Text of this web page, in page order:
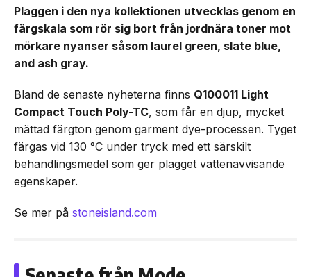
Plaggen i den nya kollektionen utvecklas genom en
färgskala som rör sig bort från jordnära toner mot
mörkare nyanser såsom laurel green, slate blue,
and ash gray.
Bland de senaste nyheterna finns Q100011 Light
Compact Touch Poly-TC, som får en djup, mycket
mättad färgton genom garment dye-processen. Tyget
färgas vid 130 °C under tryck med ett särskilt
behandlingsmedel som ger plagget vattenavvisande
egenskaper.
Se mer på stoneisland.com